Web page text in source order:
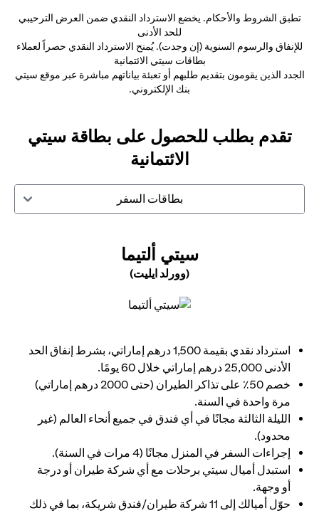
تطبق الشروط والأحكام. يخضع الاسترداد النقدي ضمن العرض الترحيبي
للحد الأدنى
للإنفاق والرسوم السنوية (إن وجدت). يُمنح الاسترداد النقدي حصراً لعملاء
بطاقات سيتي الائتمانية
الجدد الذين يقومون بتقديم طلبهم أو تعبئة بياناتهم مباشرة عبر موقع سيتي
بنك الإلكتروني.
تقدم بطلب للحصول على بطاقة سيتي
الائتمانية
بطاقات السفر
سيتي ألتيما
(وورلد ايليت)
استرداد نقدي بقيمة 1,500 درهم إماراتي، بشرط إنفاق الحد
الأدنى 25,000 درهم إماراتي خلال 60 يومًا.
خصم 50٪ على تذاكر الطيران (حتى 2000 درهم إماراتي)
مرة واحدة في السنة.
الليلة الثالثة مجانًا في أي فندق في جميع أنحاء العالم (غير
محدود).
إجراءات السفر في المنزل مجانًا (4 مرات في السنة).
استبدل أميال سيتي برحلات مع أي شركة طيران أو درجة
أو وجهة.
حوّل أميالك إلى 11 شركة طيران/فندق شريكة، بما في ذلك